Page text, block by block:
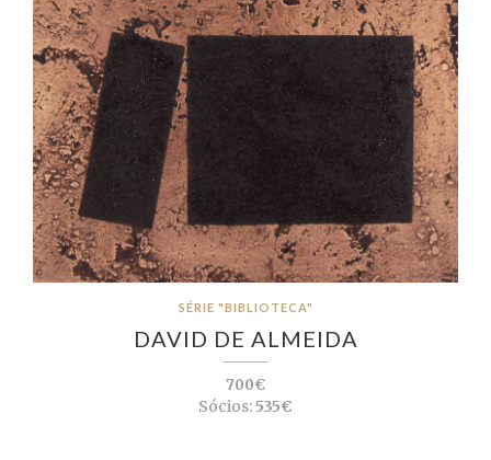
SÉRIE "BIBLIOTECA"
DAVID DE ALMEIDA
700€
Sócios:535€